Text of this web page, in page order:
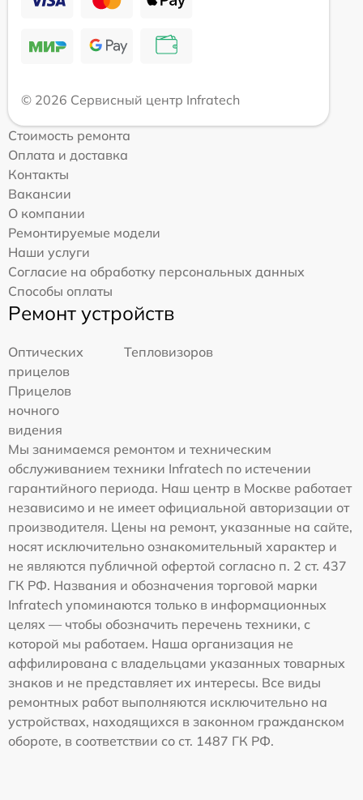
© 2026 Сервисный центр Infratech
Стоимость ремонта
Оплата и доставка
Контакты
Вакансии
О компании
Ремонтируемые модели
Наши услуги
Согласие на обработку персональных данных
Способы оплаты
Ремонт устройств
Оптических
прицелов
Тепловизоров
Прицелов
ночного
видения
Мы занимаемся ремонтом и техническим
обслуживанием техники Infratech по истечении
гарантийного периода. Наш центр в Москве работает
независимо и не имеет официальной авторизации от
производителя. Цены на ремонт, указанные на сайте,
носят исключительно ознакомительный характер и
не являются публичной офертой согласно п. 2 ст. 437
ГК РФ. Названия и обозначения торговой марки
Infratech упоминаются только в информационных
целях — чтобы обозначить перечень техники, с
которой мы работаем. Наша организация не
аффилирована с владельцами указанных товарных
знаков и не представляет их интересы. Все виды
ремонтных работ выполняются исключительно на
устройствах, находящихся в законном гражданском
обороте, в соответствии со ст. 1487 ГК РФ.